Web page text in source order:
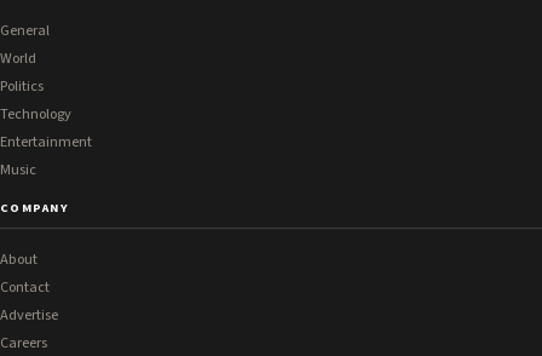
General
World
Politics
Technology
Entertainment
Music
COMPANY
About
Contact
Advertise
Careers